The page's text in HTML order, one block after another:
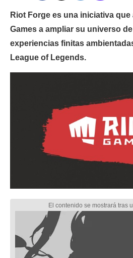
Riot Forge es una iniciativa
Games a ampliar su universo
experiencias finitas
League of Legends.